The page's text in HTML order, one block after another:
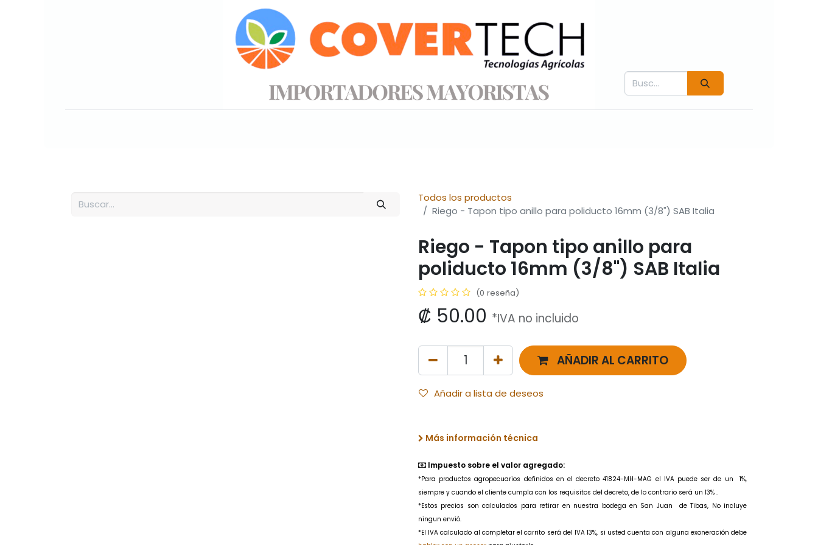
Todos los productos
Riego - Tapon tipo anillo para poliducto 16mm (3/8") SAB Italia
Riego - Tapon tipo anillo para
poliducto 16mm (3/8") SAB Italia
(0 reseña)
₡ 50.00 *IVA no incluido
AÑADIR AL CARRITO
Añadir a lista de deseos
Más información técnica
Impuesto sobre el valor agregado:
*Para productos agropecuarios definidos en el decreto 41824-MH-MAG el IVA puede ser de un
1%,
siempre y cuando el cliente cumpla con los requisitos del decreto, de lo contrario será un 13% .
*Estos precios son calculados para retirar en nuestra bodega en San Juan de Tibas, No incluye
ningun envió.
*El IVA calculado al completar el carrito será del IVA 13%, si usted cuenta con alguna exoneración debe